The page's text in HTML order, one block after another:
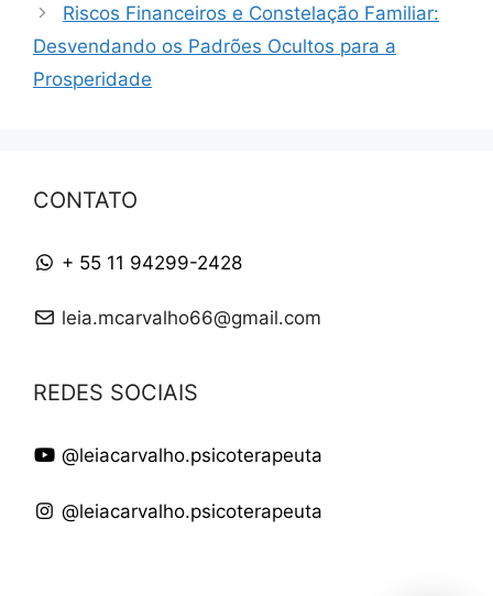
Riscos Financeiros e Constelação Familiar:
Desvendando os Padrões Ocultos para a
Prosperidade
CONTATO
+ 55 11 94299-2428
leia.mcarvalho66@gmail.com
REDES SOCIAIS
@leiacarvalho.psicoterapeuta
@leiacarvalho.psicoterapeuta